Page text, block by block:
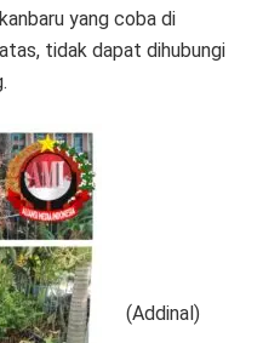
yang coba di
tidak dapat dihubungi
(Addinal)